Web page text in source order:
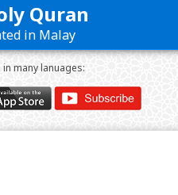
Quran
in Malay
many lanuages: